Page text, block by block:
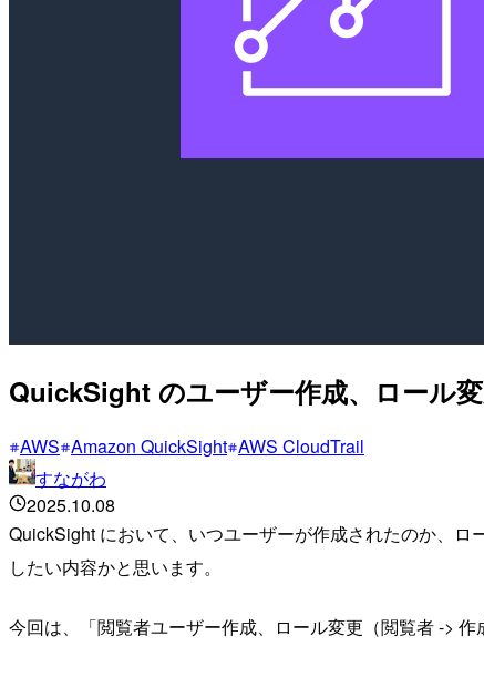
QuickSight のユーザー作成、ロール
AWS Amazon QuickSight AWS CloudTrail
すながわ
2025.10.08
QuickSight において、いつユーザーが作成されたのか、
したい内容かと思います。
今回は、「閲覧者ユーザー作成、ロール変更（閲覧者 ->